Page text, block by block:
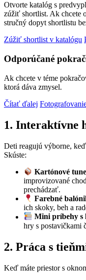
Otvorte katalóg s
zúžiť shortlist. Ak chcete
stručný dopyt shortlistu
Zúžiť shortlist v katalógu
Odporúčané
Ak chcete v téme
ktorá dáva zmysel.
Čítať ďalej
1. Interaktívne
Deti reagujú výborne,
Skúste:
Kartónové
improvizované
prechádzať.
Farebné
ich skoky, beh a
Mini príbehy s
hry s postavičkami
2. Práca s
Keď máte priestor s